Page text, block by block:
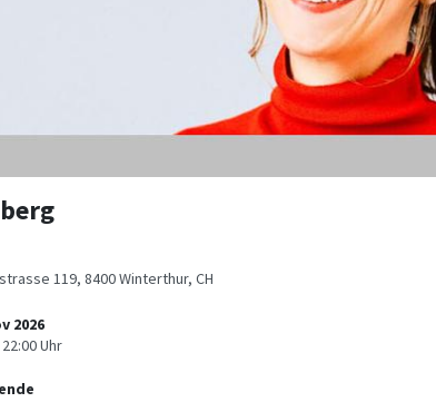
119, 8400 Winterthur, CH